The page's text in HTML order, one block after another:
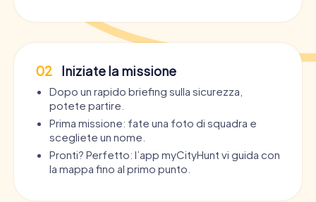
02 Iniziate la missione
Dopo un rapido briefing sulla sicurezza,
potete partire.
Prima missione: fate una foto di squadra e
scegliete un nome.
Pronti? Perfetto: l’app myCityHunt vi guida con
la mappa fino al primo punto.